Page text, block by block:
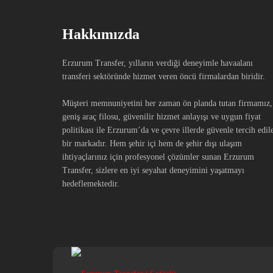
Hakkımızda
Erzurum Transfer, yılların verdiği deneyimle havaalanı
transferi sektöründe hizmet veren öncü firmalardan biridir.
Müşteri memnuniyetini her zaman ön planda tutan firmamız,
geniş araç filosu, güvenilir hizmet anlayışı ve uygun fiyat
politikası ile Erzurum’da ve çevre illerde güvenle tercih
bir markadır. Hem şehir içi hem de şehir dışı ulaşım
ihtiyaçlarınız için profesyonel çözümler sunan Erzurum
Transfer, sizlere en iyi seyahat deneyimini yaşatmayı
hedeflemektedir.